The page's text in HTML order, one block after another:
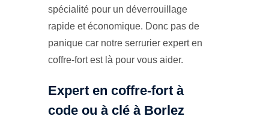
spécialité pour un déverrouillage
rapide et économique. Donc pas de
panique car notre serrurier expert en
coffre-fort est là pour vous aider.
Expert en coffre-fort à
code ou à clé à Borlez